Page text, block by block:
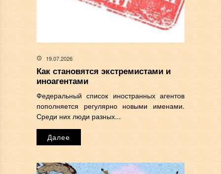
19.07.2026
Как становятся экстремистами и
иноагентами
Федеральный список иностранных агентов
пополняется регулярно новыми именами.
Среди них люди разных...
Далее